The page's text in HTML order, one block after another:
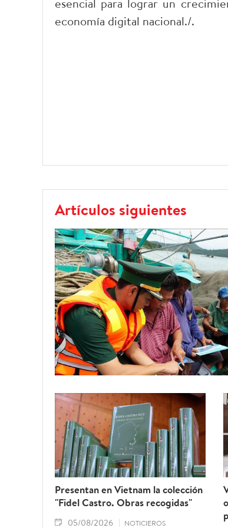
esencial para lograr un
economía digital nacional./.
Artículos siguientes
Presentan en Vietnam la colección
"Fidel Castro. Obras recogidas"
05/08/2026 NOTICIEROS